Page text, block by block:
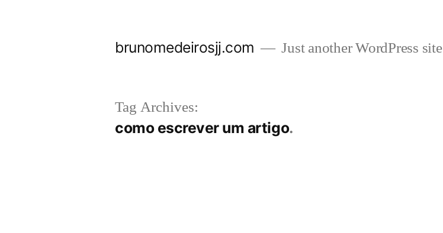
brunomedeirosjj.com Just another WordPress site
Tag Archives:
como escrever um artigo